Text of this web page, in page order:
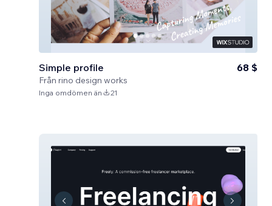
Simple profile
Från rino design works
68 $
Inga omdömen än 21